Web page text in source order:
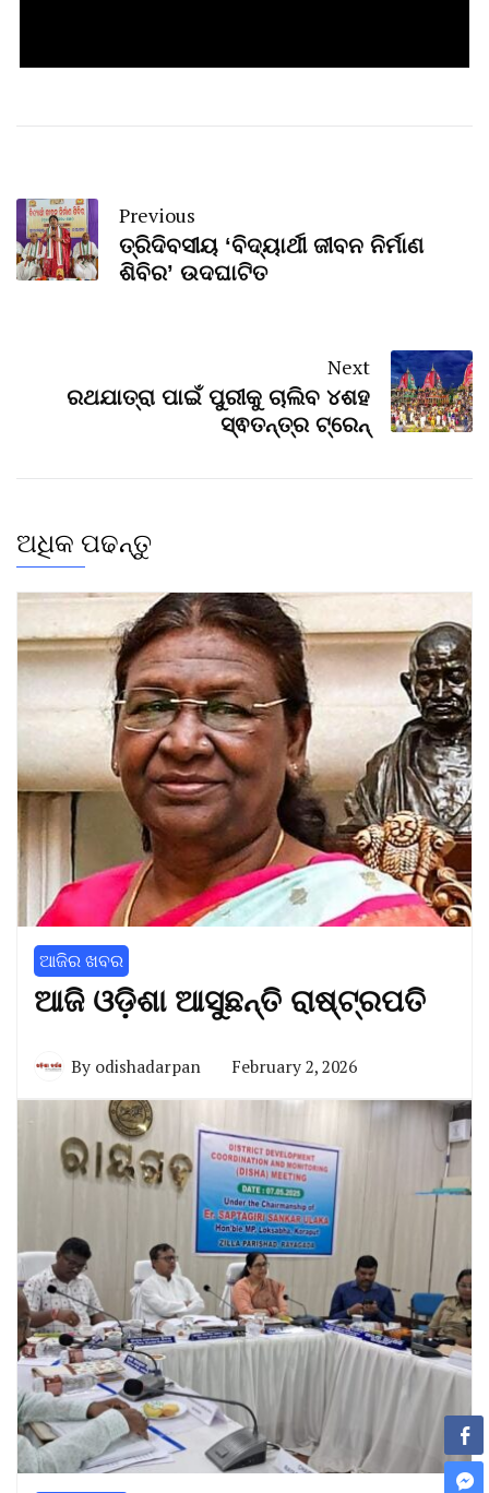
Previous
ତ୍ରିଦିବସୀୟ ‘ବିଦ୍ୟାର୍ଥୀ ଜୀବନ ନିର୍ମାଣ
ଶିବିର’ ଉଦଘାଟିତ
Next
ରଥଯାତ୍ରା ପାଇଁ ପୁରୀକୁ ଚାଲିବ ୪ଶହ
ସ୍ଵତନ୍ତ୍ର ଟ୍ରେନ୍
ଅଧିକ ପଢନ୍ତୁ
ଆଜିର ଖବର
ଆଜି ଓଡ଼ିଶା ଆସୁଛନ୍ତି ରାଷ୍ଟ୍ରପତି
By odishadarpan February 2, 2026